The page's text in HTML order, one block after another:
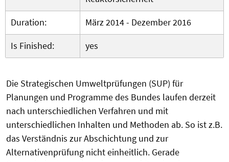
Duration:
März 2014 - Dezember 2016
Is Finished:
yes
Die Strategischen Umweltprüfungen (SUP) für
Planungen und Programme des Bundes laufen derzeit
nach unterschiedlichen Verfahren und mit
unterschiedlichen Inhalten und Methoden ab. So ist z.B.
das Verständnis zur Abschichtung und zur
Alternativenprüfung nicht einheitlich. Gerade